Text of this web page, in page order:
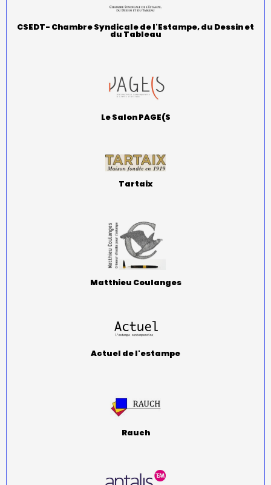
CSEDT- Chambre Syndicale de l'Estampe, du Dessin et
du Tableau
Le Salon PAGE(S
Tartaix
Matthieu Coulanges
Actuel de l'estampe
Rauch